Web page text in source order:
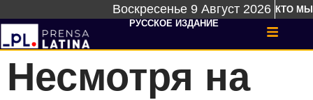
Воскресенье 9 Август 2026 КТО МЫ
РУССКОЕ ИЗДАНИЕ
Несмотря на